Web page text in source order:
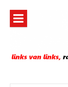
inhoud